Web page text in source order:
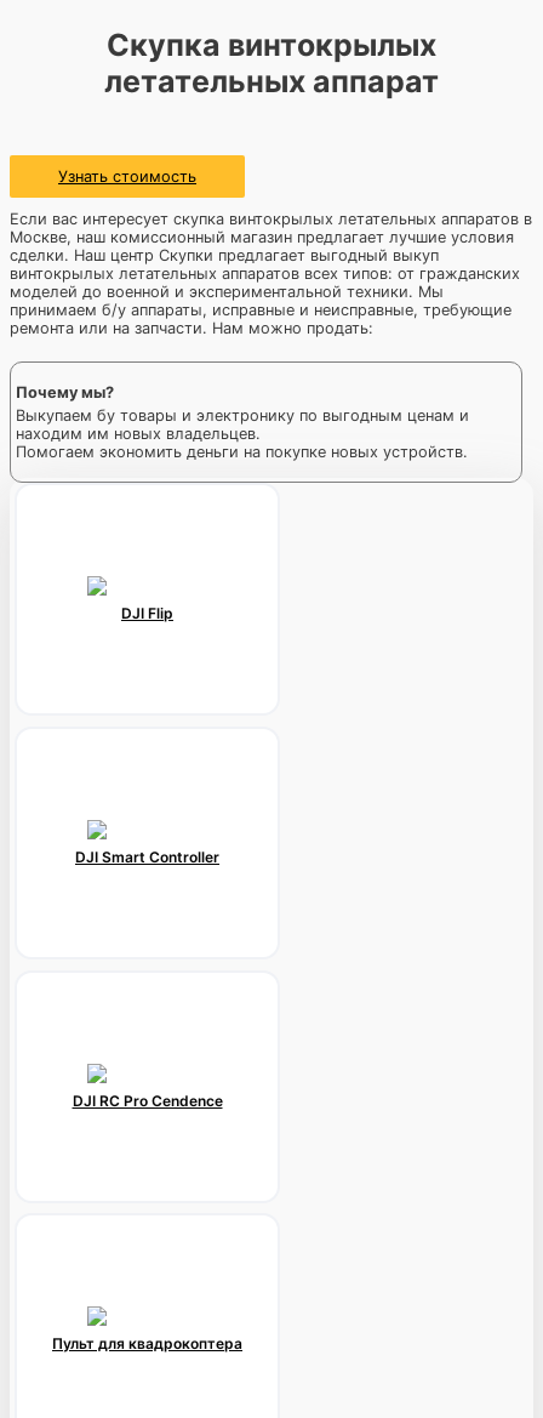
Скупка винтокрылых
летательных аппарат
Узнать стоимость
Если вас интересует скупка винтокрылых летательных аппаратов в
Москве, наш комиссионный магазин предлагает лучшие условия
сделки. Наш центр Скупки предлагает выгодный выкуп
винтокрылых летательных аппаратов всех типов: от гражданских
моделей до военной и экспериментальной техники. Мы
принимаем б/у аппараты, исправные и неисправные, требующие
ремонта или на запчасти. Нам можно продать:
Почему мы?
Выкупаем бу товары и электронику по выгодным ценам и
находим им новых владельцев.
Помогаем экономить деньги на покупке новых устройств.
DJI Flip
DJI Smart Controller
DJI RC Pro Cendence
Пульт для квадрокоптера